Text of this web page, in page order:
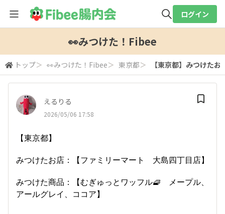
検索
ログイン
👀みつけた！Fibee
トップ＞ 👀みつけた！Fibee＞ 東京都＞ 【東京都】みつけた
えるりる
2026/05/06 17:58
【東京都】
みつけたお店：【ファミリーマート 大島四丁目店】
みつけた商品：【むぎゅっとワッフル🧇 メープル、
アールグレイ、ココア】